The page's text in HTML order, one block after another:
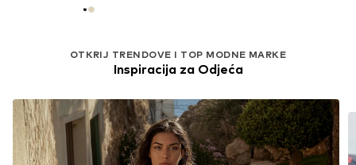
OTKRIJ TRENDOVE I TOP MODNE MARKE
Inspiracija za Odjeća